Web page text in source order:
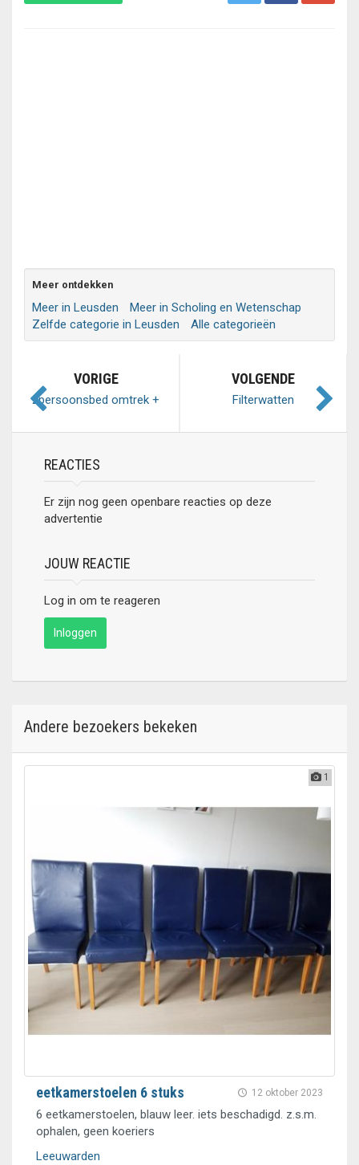
Meer ontdekken
Meer in Leusden
Meer in Scholing en Wetenschap
Zelfde categorie in Leusden
Alle categorieën
VORIGE
2persoonsbed omtrek +
VOLGENDE
Filterwatten
REACTIES
Er zijn nog geen openbare reacties op deze
advertentie
JOUW REACTIE
Log in om te reageren
Inloggen
Andere bezoekers bekeken
1
12 oktober 2023
eetkamerstoelen 6 stuks
6 eetkamerstoelen, blauw leer. iets beschadigd. z.s.m.
ophalen, geen koeriers
Leeuwarden